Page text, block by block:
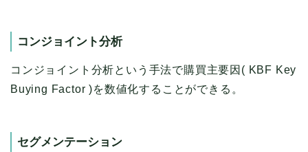
コンジョイント分析
コンジョイント分析という手法で購買主要因( KBF Key
Buying Factor )を数値化することができる。
セグメンテーション